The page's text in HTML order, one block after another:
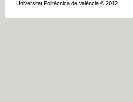
Universitat Politècnica de València © 2012